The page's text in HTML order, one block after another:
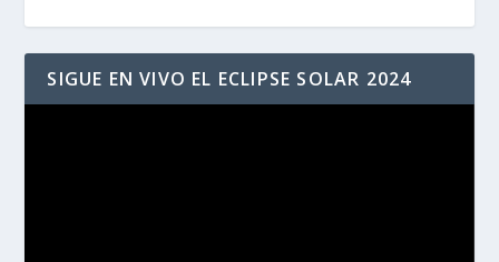
SIGUE EN VIVO EL ECLIPSE SOLAR 2024